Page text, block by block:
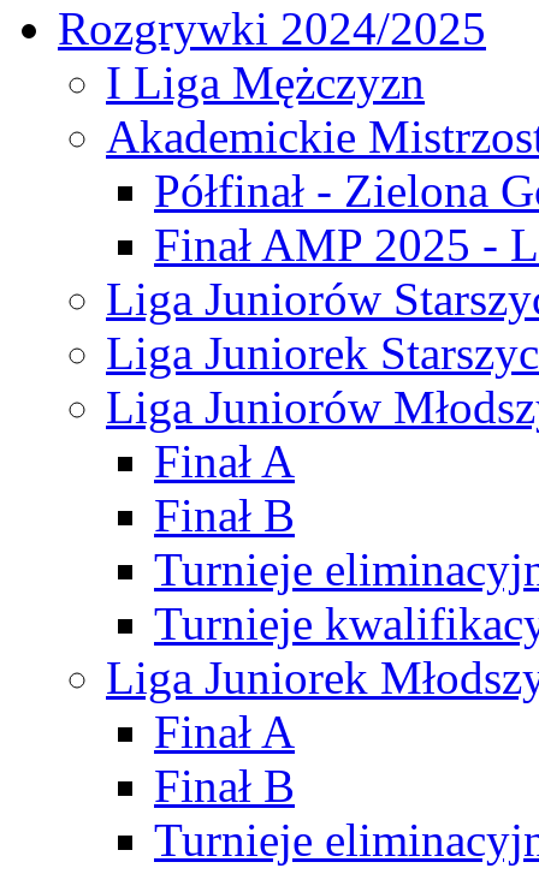
Rozgrywki 2024/2025
I Liga Mężczyzn
Akademickie
Półfinał - Zielona
Finał AMP 2025 -
Liga Juniorów
Liga Juniorek
Liga Juniorów
Finał A
Finał B
Turnieje
Turnieje
Liga Juniorek
Finał A
Finał B
Turnieje